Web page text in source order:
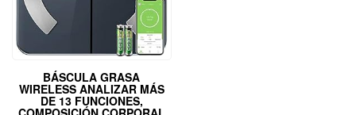
BÁSCULA GRASA
WIRELESS ANALIZAR MÁS
DE 13 FUNCIONES,